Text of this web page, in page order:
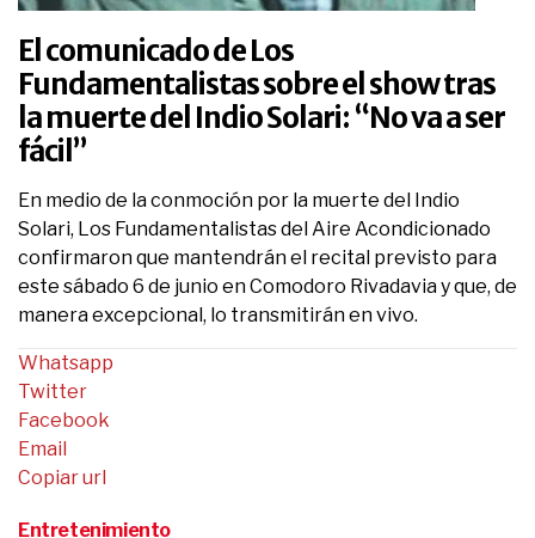
El comunicado de Los
Fundamentalistas sobre el show tras
la muerte del Indio Solari: “No va a ser
fácil”
En medio de la conmoción por la muerte del Indio
Solari, Los Fundamentalistas del Aire Acondicionado
confirmaron que mantendrán el recital previsto para
este sábado 6 de junio en Comodoro Rivadavia y que, de
manera excepcional, lo transmitirán en vivo.
Entretenimiento
Whatsapp
Twitter
Facebook
Email
Copiar url